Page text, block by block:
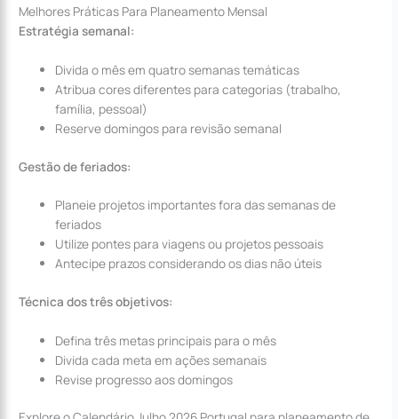
Melhores Práticas Para Planeamento Mensal
Estratégia semanal:
Divida o mês em quatro semanas temáticas
Atribua cores diferentes para categorias (trabalho,
família, pessoal)
Reserve domingos para revisão semanal
Gestão de feriados:
Planeie projetos importantes fora das semanas de
feriados
Utilize pontes para viagens ou projetos pessoais
Antecipe prazos considerando os dias não úteis
Técnica dos três objetivos:
Defina três metas principais para o mês
Divida cada meta em ações semanais
Revise progresso aos domingos